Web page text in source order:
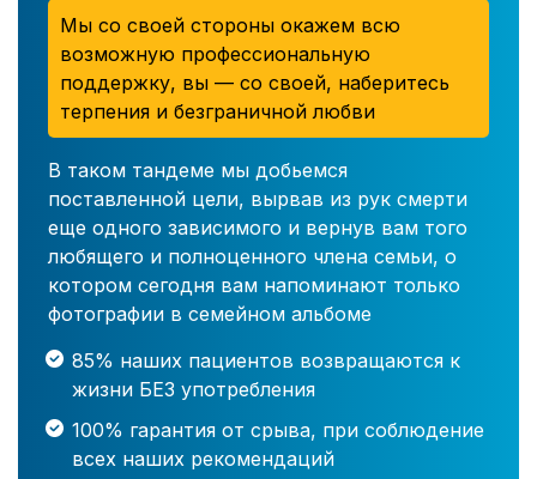
Мы со своей стороны окажем всю
возможную профессиональную
поддержку, вы — со своей, наберитесь
терпения и безграничной любви
В таком тандеме мы добьемся
поставленной цели, вырвав из рук смерти
еще одного зависимого и вернув вам того
любящего и полноценного члена семьи, о
котором сегодня вам напоминают только
фотографии в семейном альбоме
85% наших пациентов возвращаются к
жизни БЕЗ употребления
100% гарантия от срыва, при соблюдение
всех наших рекомендаций